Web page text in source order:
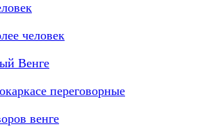
человек
Венге
переговорные
венге